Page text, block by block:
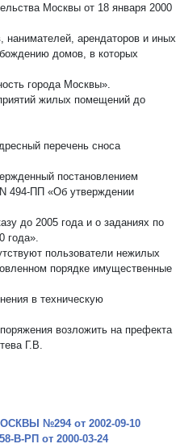
Москвы от 18 января 2000
нанимателей, арендаторов и иных
домов, в которых
города Москвы».
жилых помещений до
перечень сноса
постановлением
494-ПП «Об утверждении
до 2005 года и о заданиях по
года».
пользователи нежилых
порядке имущественные
в техническую
возложить на префекта
Г.В.
№294 от 2002-09-10
РП от 2000-03-24